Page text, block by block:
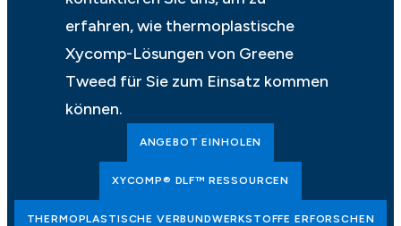
erfahren, wie thermoplastische
Xycomp-Lösungen von Greene
Tweed für Sie zum Einsatz kommen
können.
ANGEBOT EINHOLEN
XYCOMP® DLF™ RESSOURCEN
THERMOPLASTISCHE VERBUNDWERKSTOFFE ERFORSCHEN